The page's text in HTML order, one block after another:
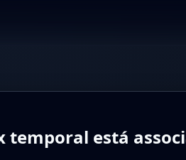
está